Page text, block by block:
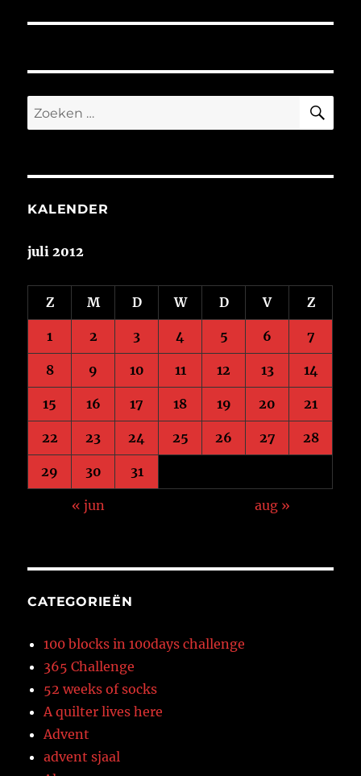
Zoeken
naar:
KALENDER
juli 2012
Z M D W D V Z
1 2 3 4 5 6 7
8 9 10 11 12 13 14
15 16 17 18 19 20 21
22 23 24 25 26 27 28
29 30 31
« jun aug »
CATEGORIEËN
100 blocks in 100days challenge
365 Challenge
52 weeks of socks
A quilter lives here
Advent
advent sjaal